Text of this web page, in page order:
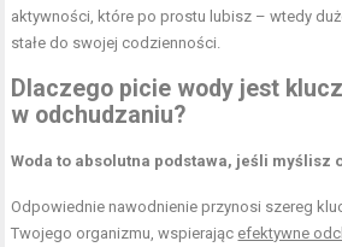
aktywności, które po prostu lubisz – wtedy
stałe do swojej codzienności.
Dlaczego picie wody jest
w odchudzaniu?
Woda to absolutna podstawa, jeśli myślisz
Odpowiednie nawodnienie przynosi szereg
Twojego organizmu, wspierając efektywne